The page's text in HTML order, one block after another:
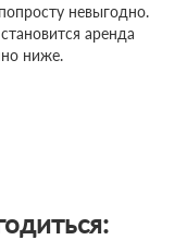
невыгодно.
аренда
ниже.